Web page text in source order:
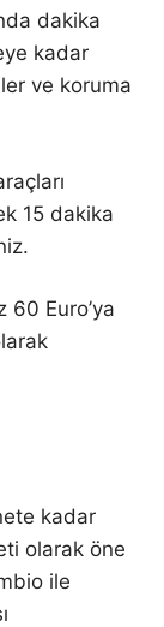
dakika
kadar
ve koruma
15 dakika
60 Euro’ya
kadar
olarak öne
ile